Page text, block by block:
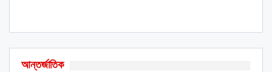
আন্তর্জাতিক